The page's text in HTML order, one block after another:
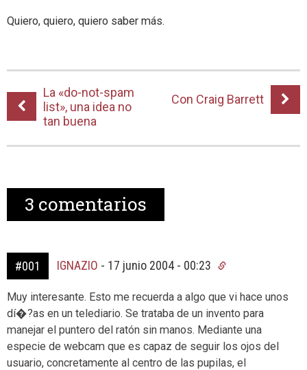
Quiero, quiero, quiero saber más.
La «do-not-spam
list», una idea no
tan buena
Con Craig Barrett
3 comentarios
#001 IGNAZIO - 17 junio 2004 - 00:23
Muy interesante. Esto me recuerda a algo que vi hace unos
dí�?­as en un telediario. Se trataba de un invento para
manejar el puntero del ratón sin manos. Mediante una
especie de webcam que es capaz de seguir los ojos del
usuario, concretamente al centro de las pupilas, el